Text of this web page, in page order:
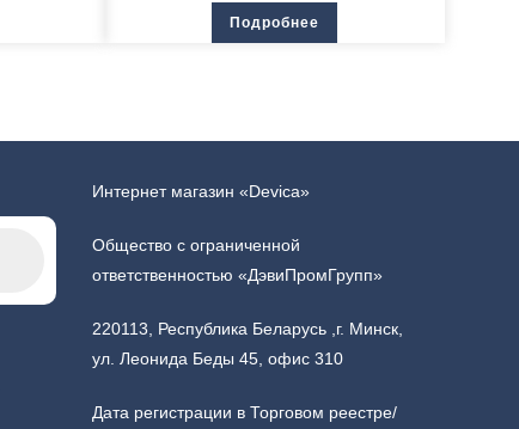
Подробнее
Интернет магазин «Devica»
Общество с ограниченной
ответственностью «ДэвиПромГрупп»
220113, Республика Беларусь ,г. Минск,
ул. Леонида Беды 45, офис 310
Дата регистрации в Торговом реестре/